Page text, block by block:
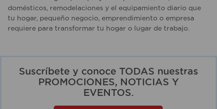
domésticos, remodelaciones y el equipamiento diario que
tu hogar, pequeño negocio, emprendimiento o empresa
requiere para transformar tu hogar o lugar de trabajo.
Suscríbete y conoce TODAS nuestras
PROMOCIONES, NOTICIAS Y
EVENTOS.